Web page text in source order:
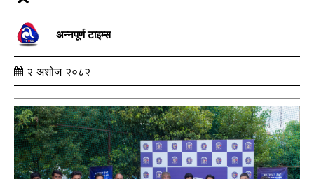
अन्नपूर्ण टाइम्स
२ अशोज २०८२